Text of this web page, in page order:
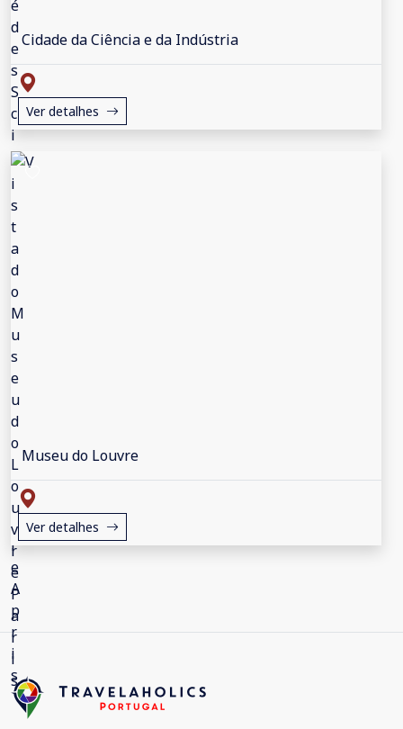
Cidade da Ciência e da Indústria
Ver detalhes
Museu do Louvre
Ver detalhes